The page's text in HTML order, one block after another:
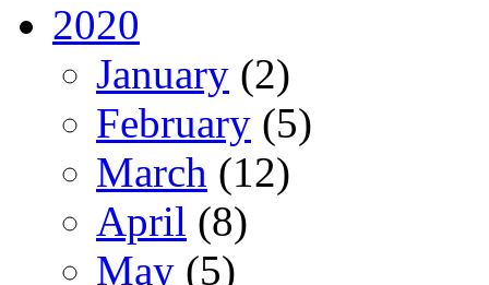
2020
January (2)
February (5)
March (12)
April (8)
May (5)